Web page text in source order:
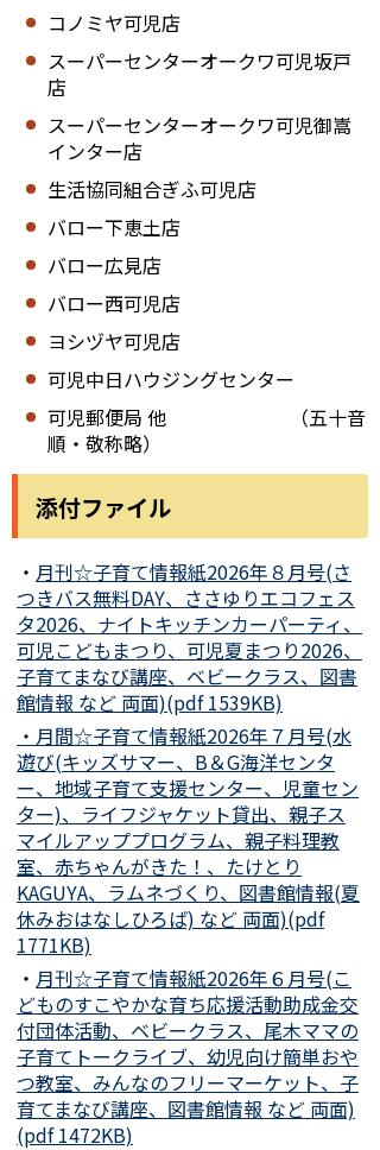
コノミヤ可児店
スーパーセンターオークワ可児坂戸
店
スーパーセンターオークワ可児御嵩
インター店
生活協同組合ぎふ可児店
バロー下恵土店
バロー広見店
バロー西可児店
ヨシヅヤ可児店
可児中日ハウジングセンター
可児郵便局 他 （五十音
順・敬称略）
添付ファイル
・ 月刊☆子育て情報紙2026年８月号(さ
つきバス無料DAY、ささゆりエコフェス
タ2026、ナイトキッチンカーパーティ、
可児こどもまつり、可児夏まつり2026、
子育てまなび講座、ベビークラス、図書
館情報 など 両面)(pdf 1539KB)
・月間☆子育て情報紙2026年７月号(水
遊び(キッズサマー、B＆G海洋センタ
ー、地域子育て支援センター、児童セン
ター)、ライフジャケット貸出、親子ス
マイルアッププログラム、親子料理教
室、赤ちゃんがきた！、たけとり
KAGUYA、ラムネづくり、図書館情報(夏
休みおはなしひろば) など 両面)(pdf
1771KB)
・ 月刊☆子育て情報紙2026年６月号(こ
どものすこやかな育ち応援活動助成金交
付団体活動、ベビークラス、尾木ママの
子育てトークライブ、幼児向け簡単おや
つ教室、みんなのフリーマーケット、子
育てまなび講座、図書館情報 など 両面)
(pdf 1472KB)